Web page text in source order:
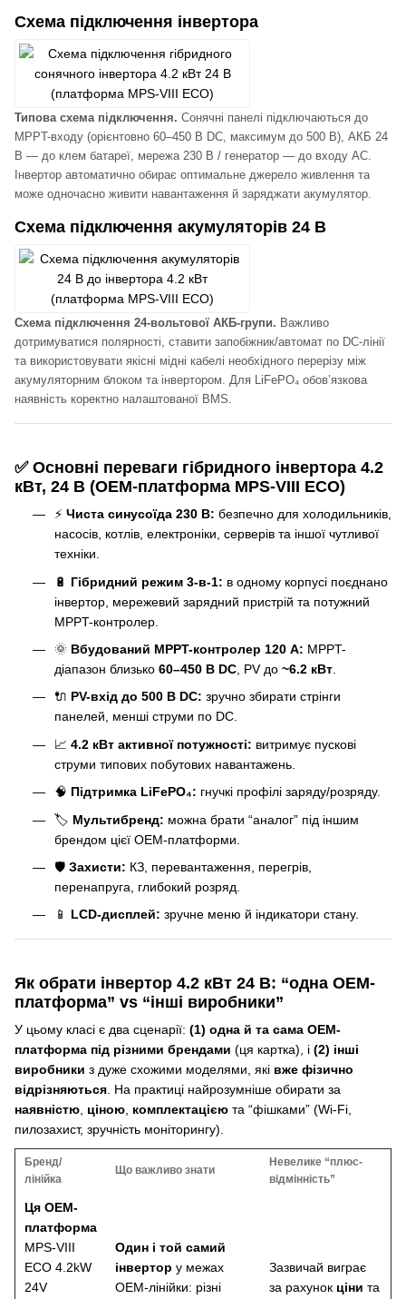
Схема підключення інвертора
Типова схема підключення. Сонячні панелі підключаються до
MPPT-входу (орієнтовно 60–450 В DC, максимум до 500 В), АКБ 24
В — до клем батареї, мережа 230 В / генератор — до входу AC.
Інвертор автоматично обирає оптимальне джерело живлення та
може одночасно живити навантаження й заряджати акумулятор.
Схема підключення акумуляторів 24 В
Схема підключення 24-вольтової АКБ-групи. Важливо
дотримуватися полярності, ставити запобіжник/автомат по DC-лінії
та використовувати якісні мідні кабелі необхідного перерізу між
акумуляторним блоком та інвертором. Для LiFePO₄ обов’язкова
наявність коректно налаштованої BMS.
✅ Основні переваги гібридного інвертора 4.2
кВт, 24 В (OEM-платформа MPS-VIII ECO)
⚡ Чиста синусоїда 230 В: безпечно для холодильників,
насосів, котлів, електроніки, серверів та іншої чутливої
техніки.
🔋 Гібридний режим 3-в-1: в одному корпусі поєднано
інвертор, мережевий зарядний пристрій та потужний
MPPT-контролер.
🌞 Вбудований MPPT-контролер 120 А: MPPT-
діапазон близько 60–450 В DC , PV до ~6.2 кВт
🔌 PV-вхід до 500 В DC: зручно збирати стрінги
панелей, менші струми по DC.
📈 4.2 кВт активної потужності: витримує пускові
струми типових побутових навантажень.
🧠 Підтримка LiFePO₄: гнучкі профілі заряду/розряду.
🏷️ Мультибренд: можна брати “аналог” під іншим
брендом цієї OEM-платформи.
🛡️ Захисти: КЗ, перевантаження, перегрів,
перенапруга, глибокий розряд.
📱 LCD-дисплей: зручне меню й індикатори стану.
Як обрати інвертор 4.2 кВт 24 В: “одна OEM-
платформа” vs “інші виробники”
У цьому класі є два сценарії: (1) одна й та сама OEM-
платформа під різними брендами (ця картка), і (2) інші
виробники з дуже схожими моделями, які вже фізично
відрізняються. На практиці найрозумніше обирати за
наявністю, ціною, комплектацією та “фішками” (Wi-Fi,
пилозахист, зручність моніторингу).
Бренд/
лінійка
Що важливо знати
Невелике “плюс-
відмінність”
Ця OEM-
платформа
MPS-VIII
ECO 4.2kW
24V
Один і той самий
інвертор у межах
OEM-лінійки: різні
Зазвичай виграє
за рахунок ціни та